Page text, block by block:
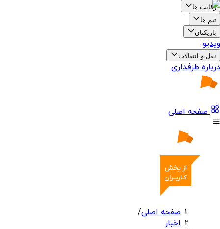
رقابت ها
تیم ها
بازیکنان
ویدیو
نقل و انتقالات
درباره طرفداری
صفحه اصلی
صفحه اصلی/
اخبار